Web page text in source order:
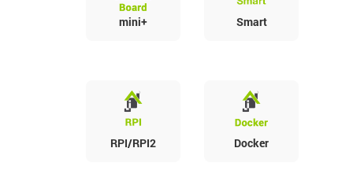
mini+ Smart
RPI/RPI2 Docker